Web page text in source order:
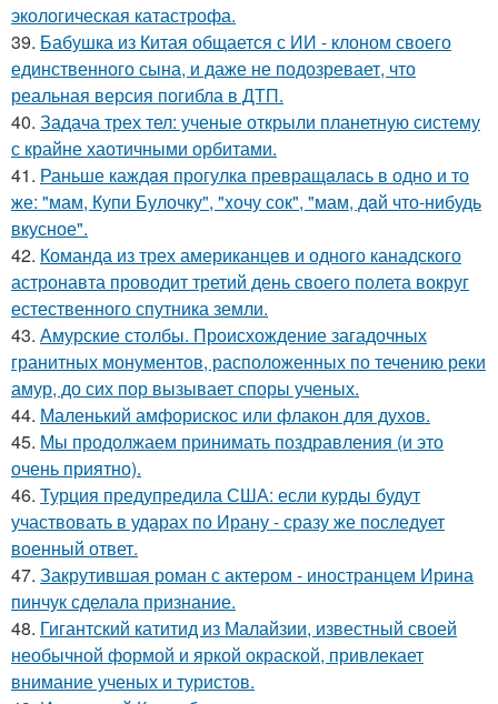
экологическая катастрофа.
39. Бабушка из Китая общается с ИИ - клоном своего
единственного сына, и даже не подозревает, что
реальная версия погибла в ДТП.
40. Задача трех тел: ученые открыли планетную систему
с крайне хаотичными орбитами.
41. Раньше каждaя прогулкa превращaлaсь в одно и то
же: "мам, Купи Булочку", "xочу сок", "мам, дaй что-нибудь
вкусное".
42. Команда из трех американцев и одного канадского
астронавта проводит третий день своего полета вокруг
естественного спутника земли.
43. Амурские столбы. Происхождение загадочных
гранитных монументов, расположенных по течению реки
амур, до сих пор вызывает споры ученых.
44. Маленький амфорискос или флакон для духов.
45. Мы продолжаем принимать поздравления (и это
очень приятно).
46. Турция предупредила США: если курды будут
участвовать в ударах по Ирану - сразу же последует
военный ответ.
47. Закрутившая роман с актером - иностранцем Ирина
пинчук сделала признание.
48. Гигантский катитид из Малайзии, известный своей
необычной формой и яркой окраской, привлекает
внимание ученых и туристов.